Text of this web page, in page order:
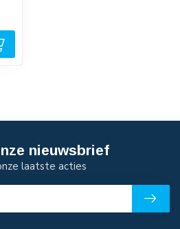
nieuwsbrief
laatste acties